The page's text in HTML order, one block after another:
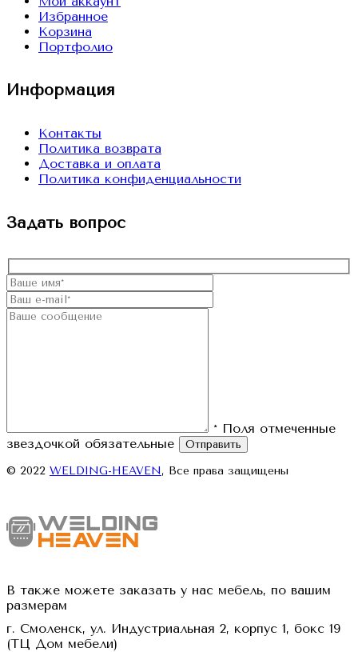
Избранное
Корзина
Портфолио
Информация
Контакты
Политика возврата
Доставка и оплата
Политика конфиденциальности
Задать вопрос
* Поля отмеченные
звездочкой обязательные
Отправить
© 2022 WELDING-HEAVEN, Все права защищены
В также можете заказать у нас мебель, по вашим
размерам
г. Смоленск, ул. Индустриальная 2, корпус 1, бокс 19
(ТЦ Дом мебели)